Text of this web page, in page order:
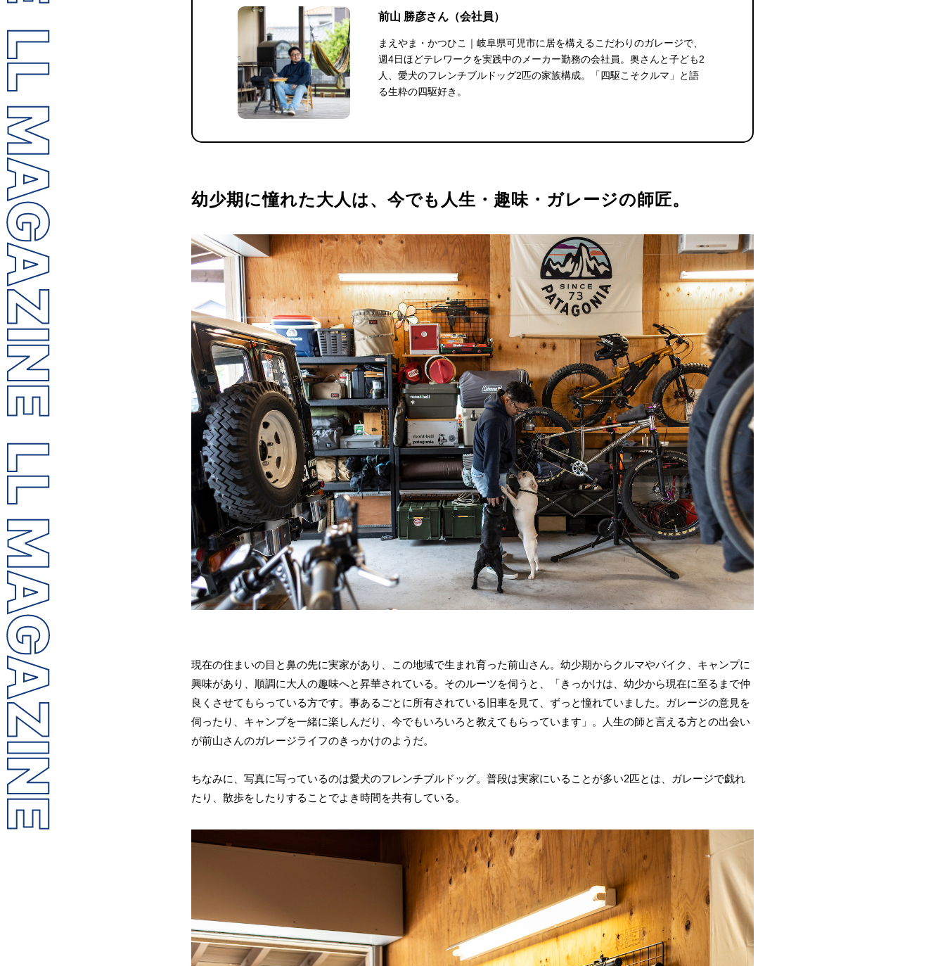
前山 勝彦さん（会社員）
まえやま・かつひこ｜岐阜県可児市に居を構えるこだわりのガレージで、
週4日ほどテレワークを実践中のメーカー勤務の会社員。奥さんと子ども2
人、愛犬のフレンチブルドッグ2匹の家族構成。「四駆こそクルマ」と語
る生粋の四駆好き。
幼少期に憧れた大人は、今でも人生・趣味・ガレージの師匠。
現在の住まいの目と鼻の先に実家があり、この地域で生まれ育った前山さん。幼少期からクルマやバイク、キャンプに
興味があり、順調に大人の趣味へと昇華されている。そのルーツを伺うと、「きっかけは、幼少から現在に至るまで仲
良くさせてもらっている方です。事あるごとに所有されている旧車を見て、ずっと憧れていました。ガレージの意見を
伺ったり、キャンプを一緒に楽しんだり、今でもいろいろと教えてもらっています」。人生の師と言える方との出会い
が前山さんのガレージライフのきっかけのようだ。
ちなみに、写真に写っているのは愛犬のフレンチブルドッグ。普段は実家にいることが多い2匹とは、ガレージで戯れ
たり、散歩をしたりすることでよき時間を共有している。